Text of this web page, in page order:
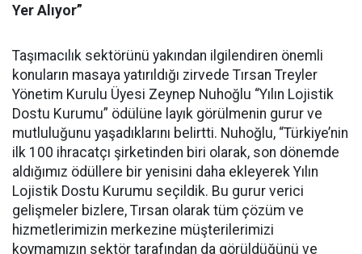
Yer Alıyor”
Taşımacılık sektörünü yakından ilgilendiren önemli
konuların masaya yatırıldığı zirvede Tırsan Treyler
Yönetim Kurulu Üyesi Zeynep Nuhoğlu “Yılın Lojistik
Dostu Kurumu” ödülüne layık görülmenin gurur ve
mutluluğunu yaşadıklarını belirtti. Nuhoğlu, “Türkiye’nin
ilk 100 ihracatçı şirketinden biri olarak, son dönemde
aldığımız ödüllere bir yenisini daha ekleyerek Yılın
Lojistik Dostu Kurumu seçildik. Bu gurur verici
gelişmeler bizlere, Tırsan olarak tüm çözüm ve
hizmetlerimizin merkezine müşterilerimizi
koymamızın sektör tarafından da görüldüğünü ve